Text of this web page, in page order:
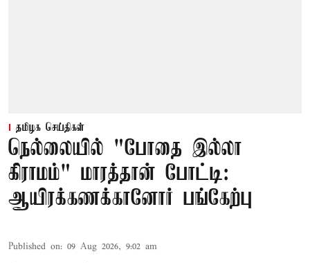
தமிழக செய்திகள்
நெல்லையில் "போதை இல்லா
கிராமம்" மாரத்தான் போட்டி:
ஆயிரக்கணக்கானோர் பங்கேற்பு
Published on: 09 Aug 2026, 9:02 am